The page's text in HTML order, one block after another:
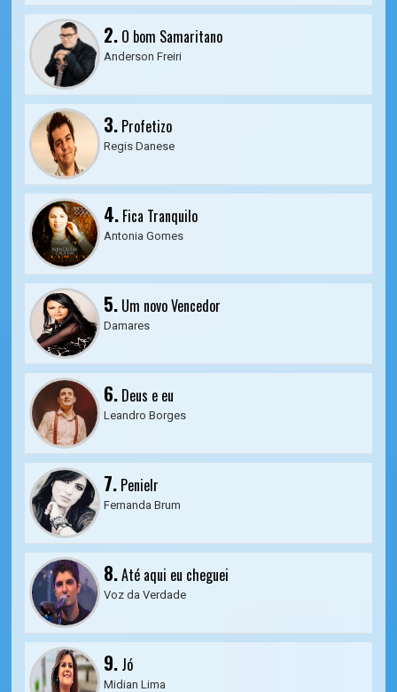
2. O bom Samaritano
Anderson Freiri
3. Profetizo
Regis Danese
4. Fica Tranquilo
Antonia Gomes
5. Um novo Vencedor
Damares
6. Deus e eu
Leandro Borges
7. Penielr
Fernanda Brum
8.Até aqui eu cheguei
Voz da Verdade
9. Jó
Midian Lima